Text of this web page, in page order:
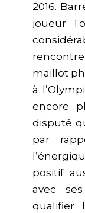
2016.
joueur
maillot
à
encore
disputé
par
positif
avec
qualifier